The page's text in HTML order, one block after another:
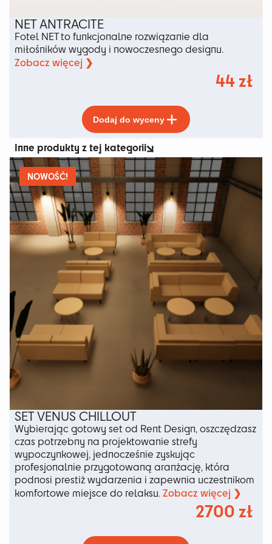
NET ANTRACITE
Fotel NET to funkcjonalne rozwiązanie dla
miłośników wygody i nowoczesnego designu.
Zobacz więcej ❯
44zł
Dodaj do wyceny
produkt
ma
wiele
wariantów.
Opcje
można
wybrać
na
stronie
produktu
Inne produkty z tej kategorii
NOWOŚĆ!
SET VENUS CHILLOUT
Wybierając gotowy set od Rent Design, oszczędzasz
czas potrzebny na projektowanie strefy
wypoczynkowej, jednocześnie zyskując
profesjonalnie przygotowaną aranżację, która
podnosi prestiż wydarzenia i zapewnia uczestnikom
komfortowe miejsce do relaksu. Zobacz więcej ❯
2700 zł